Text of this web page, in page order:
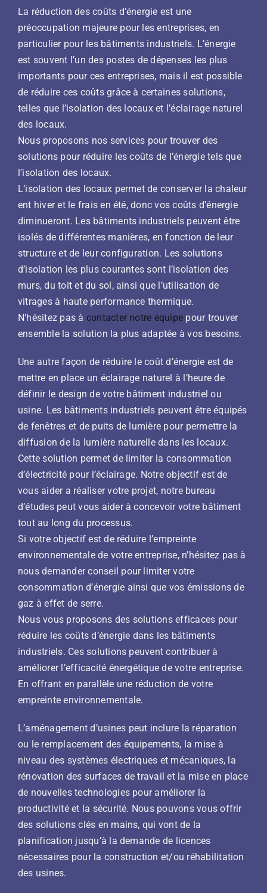
La réduction des coûts d’énergie est une
préoccupation majeure pour les entreprises, en
particulier pour les bâtiments industriels. L’énergie
est souvent l’un des postes de dépenses les plus
importants pour ces entreprises, mais il est possible
de réduire ces coûts grâce à certaines solutions,
telles que l’isolation des locaux et l’éclairage naturel
des locaux.
Nous proposons nos services pour trouver des
solutions pour réduire les coûts de l’énergie tels que
l’isolation des locaux.
L’isolation des locaux permet de conserver la chaleur
ent hiver et le frais en été, donc vos coûts d’énergie
diminueront. Les bâtiments industriels peuvent être
isolés de différentes manières, en fonction de leur
structure et de leur configuration. Les solutions
d’isolation les plus courantes sont l’isolation des
murs, du toit et du sol, ainsi que l’utilisation de
vitrages à haute performance thermique.
N’hésitez pas à contacter notre équipe pour trouver
ensemble la solution la plus adaptée à vos besoins.
Une autre façon de réduire le coût d’énergie est de
mettre en place un éclairage naturel à l’heure de
définir le design de votre bâtiment industriel ou
usine. Les bâtiments industriels peuvent être équipés
de fenêtres et de puits de lumière pour permettre la
diffusion de la lumière naturelle dans les locaux.
Cette solution permet de limiter la consommation
d’électricité pour l’éclairage. Notre objectif est de
vous aider a réaliser votre projet, notre bureau
d’études peut vous aider à concevoir votre bâtiment
tout au long du processus.
Si votre objectif est de réduire l’empreinte
environnementale de votre entreprise, n’hésitez pas à
nous demander conseil pour limiter votre
consommation d’énergie ainsi que vos émissions de
gaz à effet de serre.
Nous vous proposons des solutions efficaces pour
réduire les coûts d’énergie dans les bâtiments
industriels. Ces solutions peuvent contribuer à
améliorer l’efficacité énergétique de votre entreprise.
En offrant en parallèle une réduction de votre
empreinte environnementale.
L’aménagement d’usines peut inclure la réparation
ou le remplacement des équipements, la mise à
niveau des systèmes électriques et mécaniques, la
rénovation des surfaces de travail et la mise en place
de nouvelles technologies pour améliorer la
productivité et la sécurité. Nous pouvons vous offrir
des solutions clés en mains, qui vont de la
planification jusqu’à la demande de licences
nécessaires pour la construction et/ou réhabilitation
des usines.